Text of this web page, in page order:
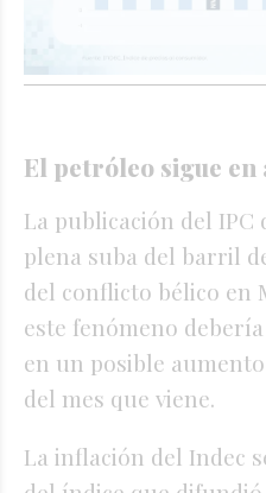
El petróleo sigue en
La publicación del IPC
plena suba del barril
del conflicto bélico en
este fenómeno
en un posible
del mes que viene.
La inflación del Indec